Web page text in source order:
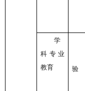
学
科专业
教育
验